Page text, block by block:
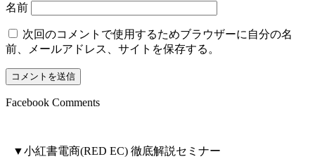
名前
次回のコメントで使用するためブラウザーに自分の名
前、メールアドレス、サイトを保存する。
Facebook Comments
▼小紅書電商(RED EC) 徹底解説セミナー